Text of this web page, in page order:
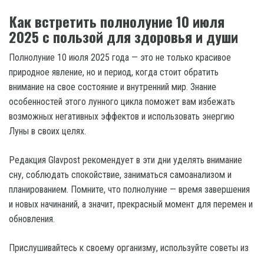
Как встретить полнолуние 10 июля
2025 с пользой для здоровья и души
Полнолуние 10 июля 2025 года — это не только красивое
природное явление, но и период, когда стоит обратить
внимание на свое состояние и внутренний мир. Знание
особенностей этого лунного цикла поможет вам избежать
возможных негативных эффектов и использовать энергию
Луны в своих целях.
Редакция Glavpost рекомендует в эти дни уделять внимание
сну, соблюдать спокойствие, заниматься самоанализом и
планированием. Помните, что полнолуние — время завершения
и новых начинаний, а значит, прекрасный момент для перемен и
обновления.
Прислушивайтесь к своему организму, используйте советы из